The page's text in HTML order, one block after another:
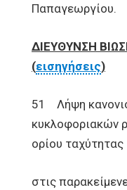
Παπαγεωργίου.
ΔΙΕΥΘΥΝΣΗ
(εισηγήσεις)
51 Λήψη
κυκλοφοριακών
ορίου ταχύτητας
στις